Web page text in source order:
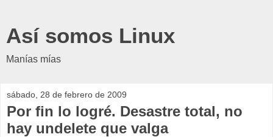
Así somos Linux
Manías mías
sábado, 28 de febrero de 2009
Por fin lo logré. Desastre total, no
hay undelete que valga